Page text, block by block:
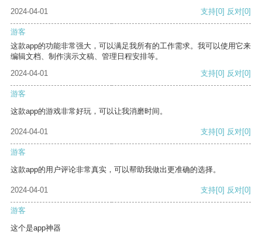
2024-04-01
支持[0] 反对[0]
游客
这款app的功能非常强大，可以满足我所有的工作需求。我可以使用它来
编辑文档、制作演示文稿、管理日程安排等。
2024-04-01
支持[0] 反对[0]
游客
这款app的游戏非常好玩，可以让我消磨时间。
2024-04-01 支持[0] 反对[0]
游客
这款app的用户评论非常真实，可以帮助我做出更准确的选择。
2024-04-01 支持[0] 反对[0]
游客
这个是app神器